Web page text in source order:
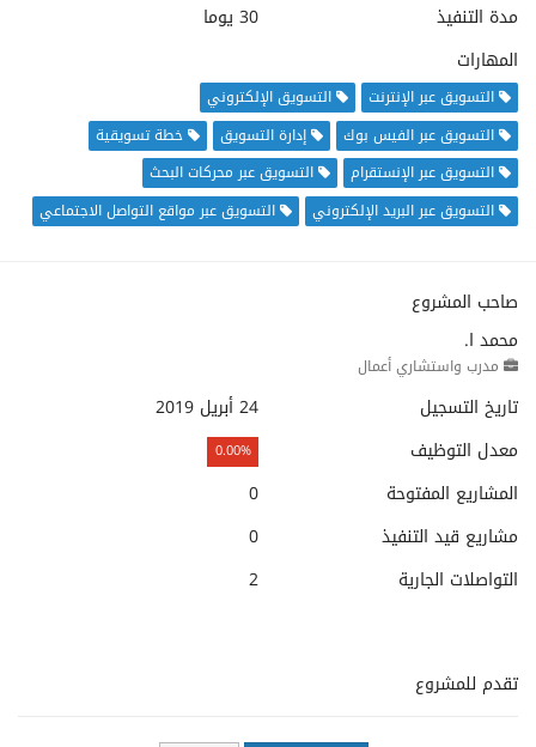
مدة التنفيذ
30 يوما
المهارات
التسويق عبر الإنترنت
التسويق الإلكتروني
التسويق عبر الفيس بوك
إدارة التسويق
خطة تسويقية
التسويق عبر الإنستقرام
التسويق عبر محركات البحث
التسويق عبر البريد الإلكتروني
التسويق عبر مواقع التواصل الاجتماعي
صاحب المشروع
محمد ا.
مدرب واستشاري أعمال
تاريخ التسجيل
24 أبريل 2019
معدل التوظيف
0.00%
المشاريع المفتوحة
0
مشاريع قيد التنفيذ
0
التواصلات الجارية
2
تقدم للمشروع